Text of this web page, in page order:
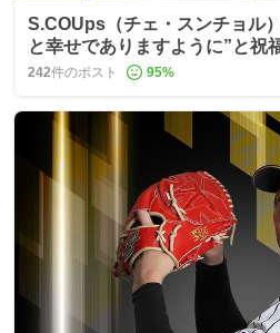
S.COUps（チェ・スンチョル
と幸せでありますように”と祝
242件のポスト 95%